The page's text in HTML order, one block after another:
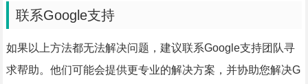
联系Google支持
如果以上方法都无法解决问题，建议联系Google支持团队寻
求帮助。他们可能会提供更专业的解决方案，并协助您解决G